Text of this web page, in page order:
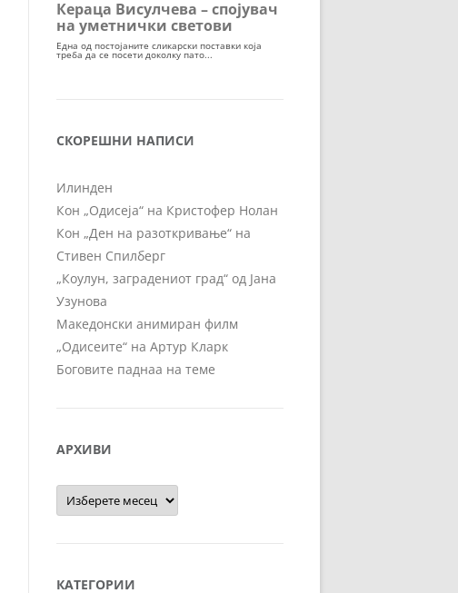
СКОРЕШНИ НАПИСИ
Илинден
Кон „Одисеја“ на Кристофер Нолан
Кон „Ден на разоткривање“ на
Стивен Спилберг
„Коулун, заградениот град“ од Јана
Узунова
Македонски анимиран филм
„Одисеите“ на Артур Кларк
Боговите паднаа на теме
АРХИВИ
Архиви
КАТЕГОРИИ